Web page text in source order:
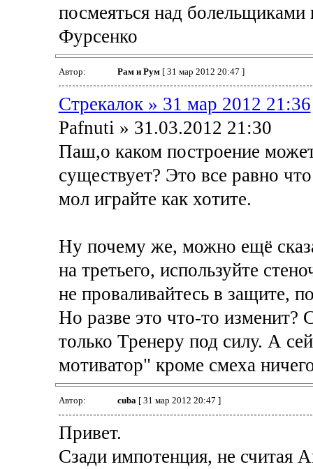
посмеяться над
Фурсенко
Автор: Рам и Рум[ 31 мар 2012 20:47 ]
Стрекалок » 31 мар 2012 21:36
Pafnuti » 31.03.2012 21:30
Паш,о каком построение
существует? Это все равно
мол играйте как хотите.
Ну почему же, можно ещё
на третьего, используйте
не проваливайтесь в защите,
Но разве это что-то изменит?
только Тренеру под силу. А
мотиватор" кроме смеха
Автор: cuba [ 31 мар 2012 20:47 ]
Привет.
Сзади импотенция, не считая